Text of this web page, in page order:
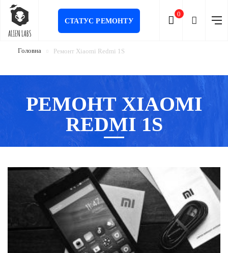
Головна Ремонт Xiaomi Redmi 1S
РЕМОНТ XIAOMI
REDMI 1S
СТАТУС РЕМОНТУ
0